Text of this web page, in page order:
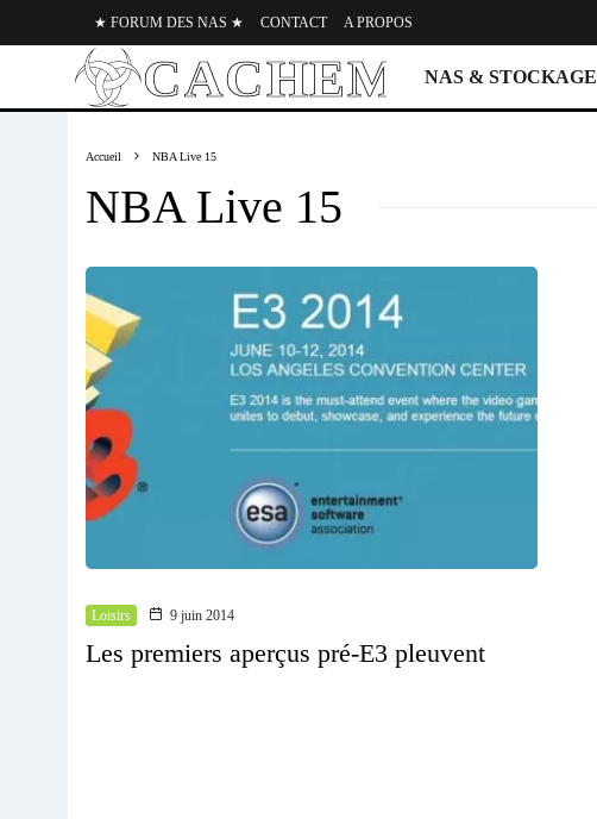
★ FORUM DES NAS ★ CONTACT A PROPOS
NAS & STOCKAGE
Accueil NBA Live 15
NBA Live 15
Loisirs 9 juin 2014
Les premiers aperçus pré-E3 pleuvent